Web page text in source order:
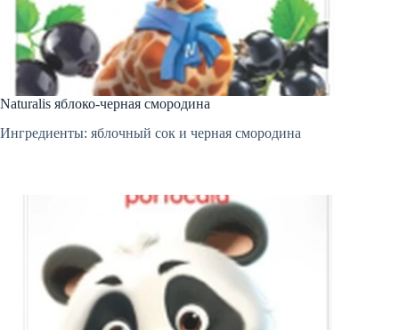
Naturalis яблоко-черная смородина
Ингредиенты: яблочный сок и черная смородина